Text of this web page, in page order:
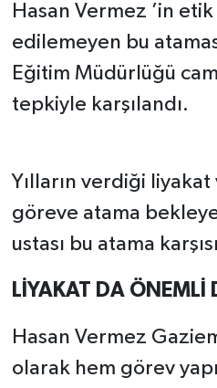
Hasan Vermez ’in
edilemeyen bu
Eğitim Müdürlüğü
tepkiyle karşılandı.
Yılların verdiği
göreve atama
ustası bu atama
LİYAKAT DA ÖNEMLİ
Hasan Vermez
olarak hem görev